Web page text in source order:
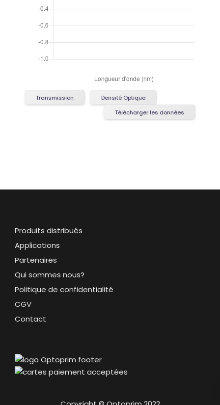
Transmission
Densité Optique
Télécharger les données
Produits distribués
Applications
Partenaires
Qui sommes nous?
Politique de confidentialité
CGV
Contact